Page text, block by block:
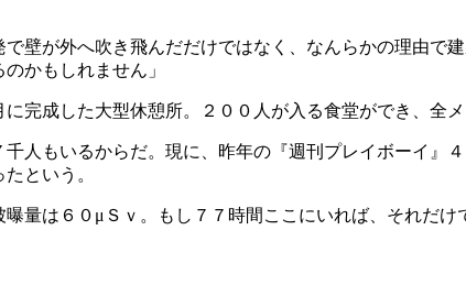
壁が外へ吹き飛んだだけではなく、なんらかの理由で
かもしれません」
完成した大型休憩所。２００人が入る食堂ができ、全
人もいるからだ。現に、昨年の『週刊プレイボーイ』
という。
量は６０μＳｖ。もし７７時間ここにいれば、それだ